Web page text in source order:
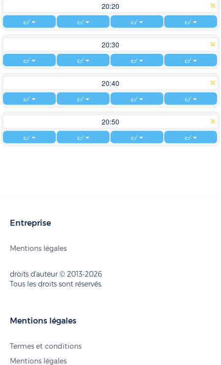
20:20
20:30
20:40
20:50
Entreprise
Mentions légales
droits d'auteur © 2013-2026
Tous les droits sont réservés.
Mentions légales
Termes et conditions
Mentions légales